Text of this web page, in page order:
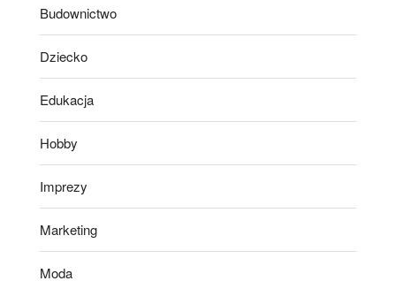
Budownictwo
Dziecko
Edukacja
Hobby
Imprezy
Marketing
Moda